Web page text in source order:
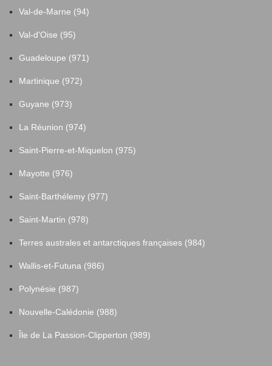
Val-de-Marne (94)
Val-d'Oise (95)
Guadeloupe (971)
Martinique (972)
Guyane (973)
La Réunion (974)
Saint-Pierre-et-Miquelon (975)
Mayotte (976)
Saint-Barthélemy (977)
Saint-Martin (978)
Terres australes et antarctiques françaises (984)
Wallis-et-Futuna (986)
Polynésie (987)
Nouvelle-Calédonie (988)
Île de La Passion-Clipperton (989)